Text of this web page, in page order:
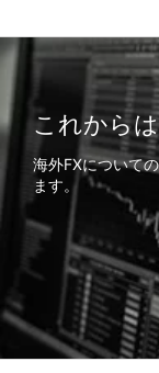
これから
海外FXについて
ます。